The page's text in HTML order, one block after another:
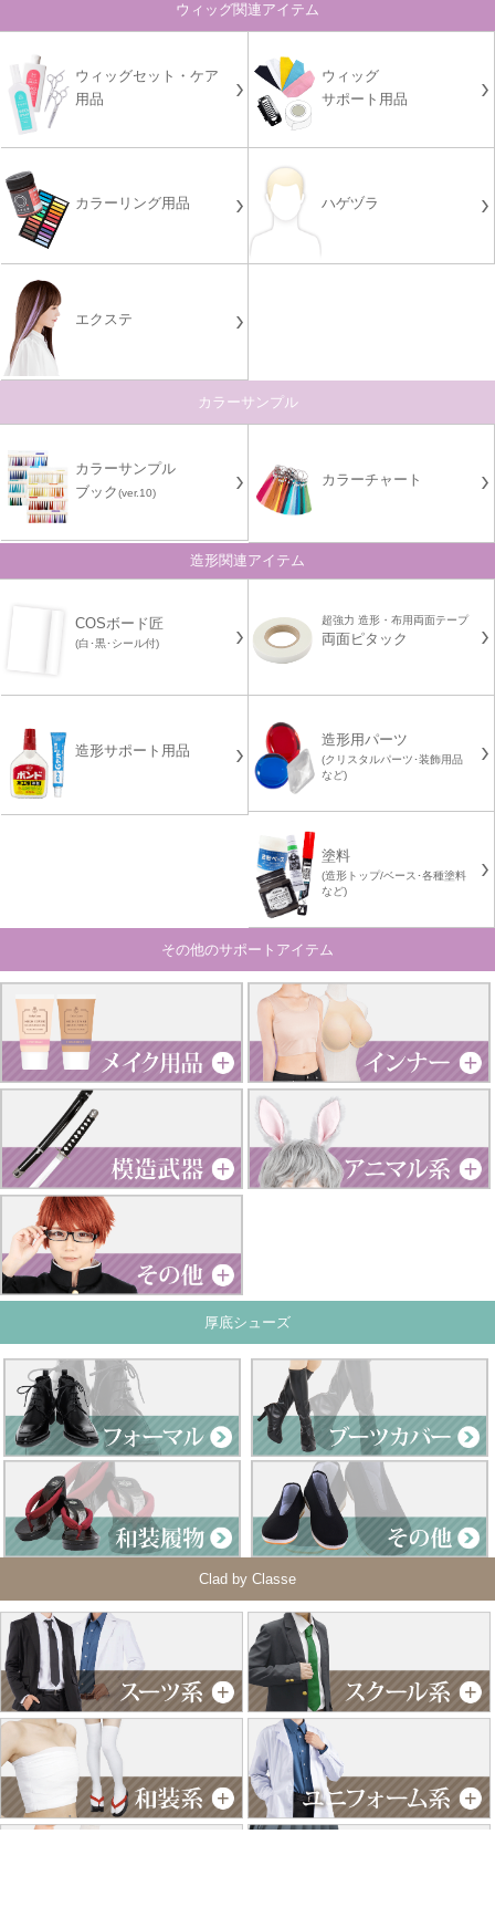
ウィッグ関連アイテム
ウィッグセット・ケア
用品
ウィッグ
サポート用品
カラーリング用品 ハゲヅラ
エクステ
カラーサンプル
カラーサンプル
ブック(ver.10)
カラーチャート
造形関連アイテム
COSボード匠
(白･黒･シール付)
超強力 造形・布用両面テープ
両面ピタック
造形サポート用品
造形用パーツ
(クリスタルパーツ･装飾用品
など)
塗料
(造形トップ/ベース･各種塗料
など)
その他のサポートアイテム
厚底シューズ
Clad by Classe